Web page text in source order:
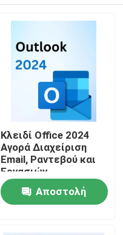
Κλειδί Office 2024
Αγορά Διαχείριση
Email, Ραντεβού και
Εργασιών
Αποτελεσματικά με
Απρόσκοπτη
Ενσωμάτωση σε
Αποστολή